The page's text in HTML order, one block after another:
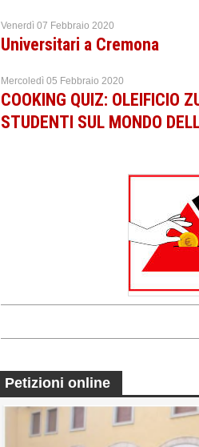
Venerdì 07 Febbraio 2020
Universitari a Cremona
Mercoledì 05 Febbraio 2020
COOKING QUIZ: OLEIFICIO
STUDENTI SUL MONDO
Petizioni online